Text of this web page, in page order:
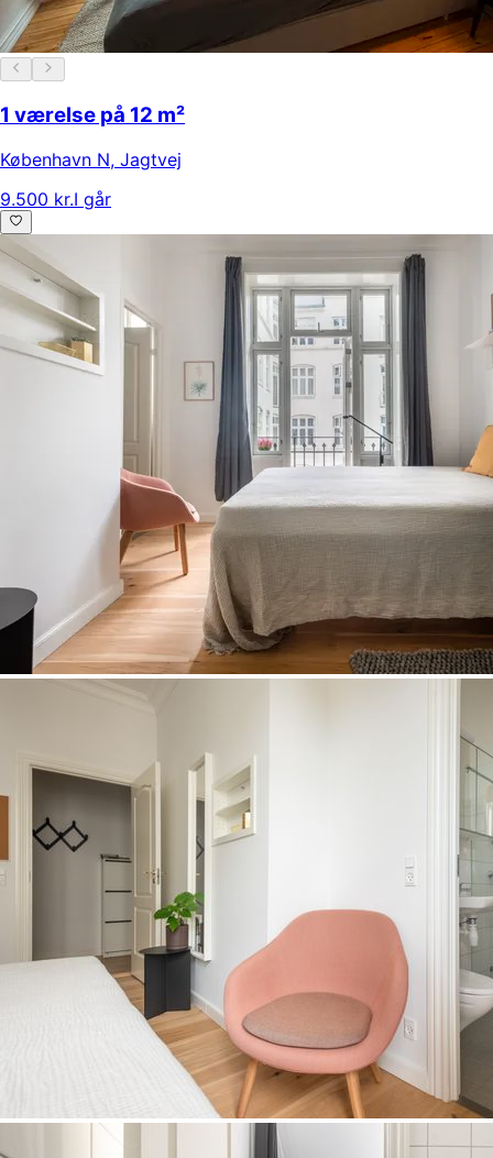
1 værelse på 12 m²
København N, Jagtvej
9.500 kr.I går